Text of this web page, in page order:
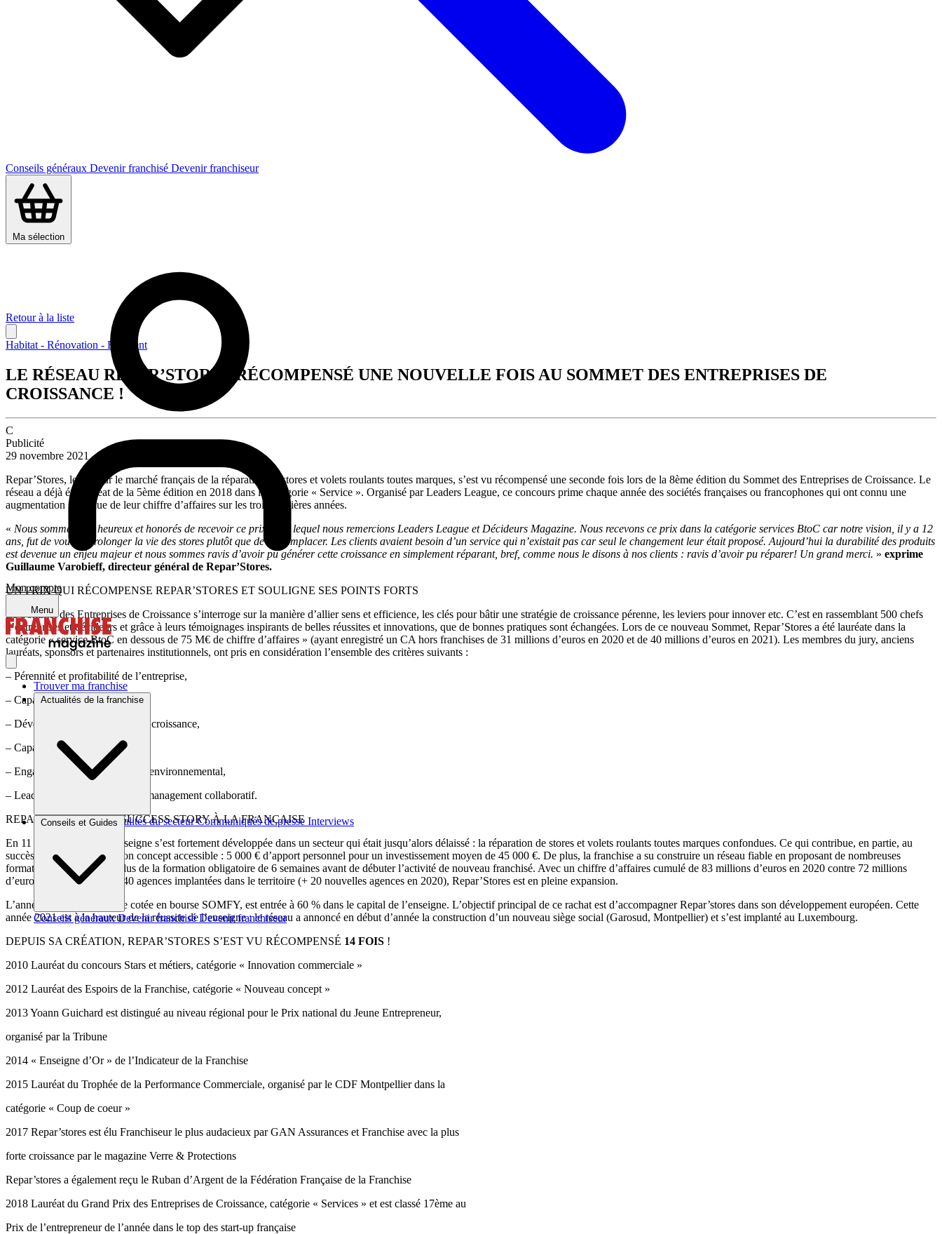
Conseils généraux Devenir franchisé Devenir franchiseur
Ma sélection
Mon compte
Menu
Trouver ma franchise
Actualités de la franchise
Brèves et actus Actualités du secteur Communiqués de presse Interviews
Conseils et Guides
Conseils généraux Devenir franchisé Devenir franchiseur
Retour à la liste
Habitat - Rénovation - Bâtiment
LE RÉSEAU REPAR’STORES RÉCOMPENSÉ UNE NOUVELLE FOIS AU SOMMET DES ENTREPRISES DE
CROISSANCE !
C
Publicité
29 novembre 2021
Repar’Stores, leader sur le marché français de la réparation de stores et volets roulants toutes marques, s’est vu récompensé une seconde fois lors de la 8ème édition du Sommet des Entreprises de Croissance. Le
réseau a déjà été lauréat de la 5ème édition en 2018 dans la catégorie « Service ». Organisé par Leaders League, ce concours prime chaque année des sociétés françaises ou francophones qui ont connu une
augmentation soutenue de leur chiffre d’affaires sur les trois dernières années.
« Nous sommes très heureux et honorés de recevoir ce prix pour lequel nous remercions Leaders League et Décideurs Magazine. Nous recevons ce prix dans la catégorie services BtoC car notre vision, il y a 12
ans, fut de vouloir prolonger la vie des stores plutôt que de les remplacer. Les clients avaient besoin d’un service qui n’existait pas car seul le changement leur était proposé. Aujourd’hui la durabilité des produits
est devenue un enjeu majeur et nous sommes ravis d’avoir pu générer cette croissance en simplement réparant, bref, comme nous le disons à nos clients : ravis d’avoir pu réparer! Un grand merci. » exprime
Guillaume Varobieff, directeur général de Repar’Stores.
UN PRIX QUI RÉCOMPENSE REPAR’STORES ET SOULIGNE SES POINTS FORTS
Le Sommet des Entreprises de Croissance s’interroge sur la manière d’allier sens et efficience, les clés pour bâtir une stratégie de croissance pérenne, les leviers pour innover etc. C’est en rassemblant 500 chefs
d’entreprises et décideurs et grâce à leurs témoignages inspirants de belles réussites et innovations, que de bonnes pratiques sont échangées. Lors de ce nouveau Sommet, Repar’Stores a été lauréate dans la
catégorie « service BtoC en dessous de 75 M€ de chiffre d’affaires » (ayant enregistré un CA hors franchises de 31 millions d’euros en 2020 et de 40 millions d’euros en 2021). Les membres du jury, anciens
lauréats, sponsors et partenaires institutionnels, ont pris en considération l’ensemble des critères suivants :
– Pérennité et profitabilité de l’entreprise,
– Capacité à créer de l’emploi,
– Développement et potentiel de croissance,
– Capacité d’innovation,
– Engagement social, sociétal et environnemental,
– Leadership et son aptitude de management collaboratif.
REPAR’STORES, UNE SUCCESS STORY À LA FRANÇAISE
En 11 ans d’existence, l’enseigne s’est fortement développée dans un secteur qui était jusqu’alors délaissé : la réparation de stores et volets roulants toutes marques confondues. Ce qui contribue, en partie, au
succès de la franchise est son concept accessible : 5 000 € d’apport personnel pour un investissement moyen de 45 000 €. De plus, la franchise a su construire un réseau fiable en proposant de nombreuses
formations en interne, en plus de la formation obligatoire de 6 semaines avant de débuter l’activité de nouveau franchisé. Avec un chiffre d’affaires cumulé de 83 millions d’euros en 2020 contre 72 millions
d’euros en 2019, plus de 240 agences implantées dans le territoire (+ 20 nouvelles agences en 2020), Repar’Stores est en pleine expansion.
L’année passée, l’entreprise cotée en bourse SOMFY, est entrée à 60 % dans le capital de l’enseigne. L’objectif principal de ce rachat est d’accompagner Repar’stores dans son développement européen. Cette
année 2021 est à la hauteur de la réussite de l’enseigne : le réseau a annoncé en début d’année la construction d’un nouveau siège social (Garosud, Montpellier) et s’est implanté au Luxembourg.
DEPUIS SA CRÉATION, REPAR’STORES S’EST VU RÉCOMPENSÉ 14 FOIS !
2010 Lauréat du concours Stars et métiers, catégorie « Innovation commerciale »
2012 Lauréat des Espoirs de la Franchise, catégorie « Nouveau concept »
2013 Yoann Guichard est distingué au niveau régional pour le Prix national du Jeune Entrepreneur,
organisé par la Tribune
2014 « Enseigne d’Or » de l’Indicateur de la Franchise
2015 Lauréat du Trophée de la Performance Commerciale, organisé par le CDF Montpellier dans la
catégorie « Coup de coeur »
2017 Repar’stores est élu Franchiseur le plus audacieux par GAN Assurances et Franchise avec la plus
forte croissance par le magazine Verre & Protections
Repar’stores a également reçu le Ruban d’Argent de la Fédération Française de la Franchise
2018 Lauréat du Grand Prix des Entreprises de Croissance, catégorie « Services » et est classé 17ème au
Prix de l’entrepreneur de l’année dans le top des start-up française